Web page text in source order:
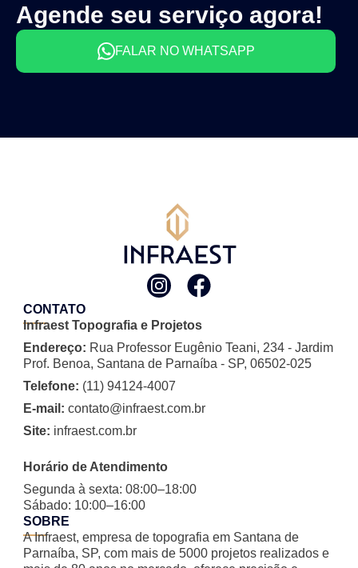
Agende seu serviço agora!
FALAR NO WHATSAPP
SOBRE
A Infraest, empresa de topografia em Santana de
Parnaíba, SP, com mais de 5000 projetos realizados e
CONTATO
Infraest Topografia e Projetos
Endereço: Rua Professor Eugênio Teani, 234 - Jardim
Prof. Benoa, Santana de Parnaíba - SP, 06502-025
Telefone: (11) 94124-4007
E-mail: contato@infraest.com.br
Site: infraest.com.br
Horário de Atendimento
Segunda à sexta: 08:00–18:00
Sábado: 10:00–16:00